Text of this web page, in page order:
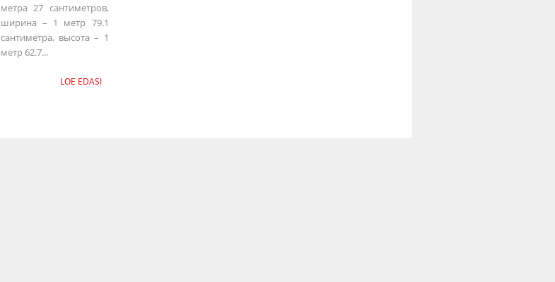
метра 27 сантиметров,
ширина – 1 метр 79.1
сантиметра, высота – 1
метр 62.7...
LOE EDASI